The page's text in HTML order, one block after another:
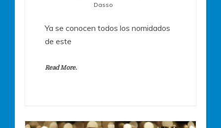
Dasso
Ya se conocen todos los nomidados
de este
Read More.